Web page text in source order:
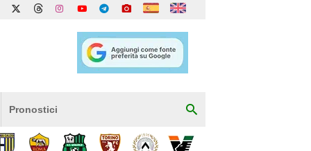
Pronostici